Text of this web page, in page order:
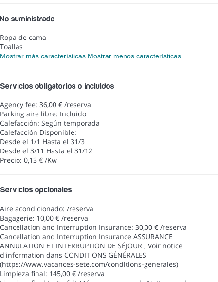
No suministrado
Ropa de cama
Toallas
Mostrar más características Mostrar menos características
Servicios obligatorios o incluidos
Agency fee: 36,00 € /reserva
Parking aire libre: Incluido
Calefacción: Según temporada
Calefacción Disponible:
Desde el 1/1 Hasta el 31/3
Desde el 3/11 Hasta el 31/12
Precio: 0,13 € /Kw
Servicios opcionales
Aire acondicionado: /reserva
Bagagerie: 10,00 € /reserva
Cancellation and Interruption Insurance: 30,00 € /reserva
Cancellation and Interruption Insurance ASSURANCE
ANNULATION ET INTERRUPTION DE SÉJOUR ; Voir notice
d'information dans CONDITIONS GÉNÉRALES
(https://www.vacances-sete.com/conditions-generales)
Limpieza final: 145,00 € /reserva